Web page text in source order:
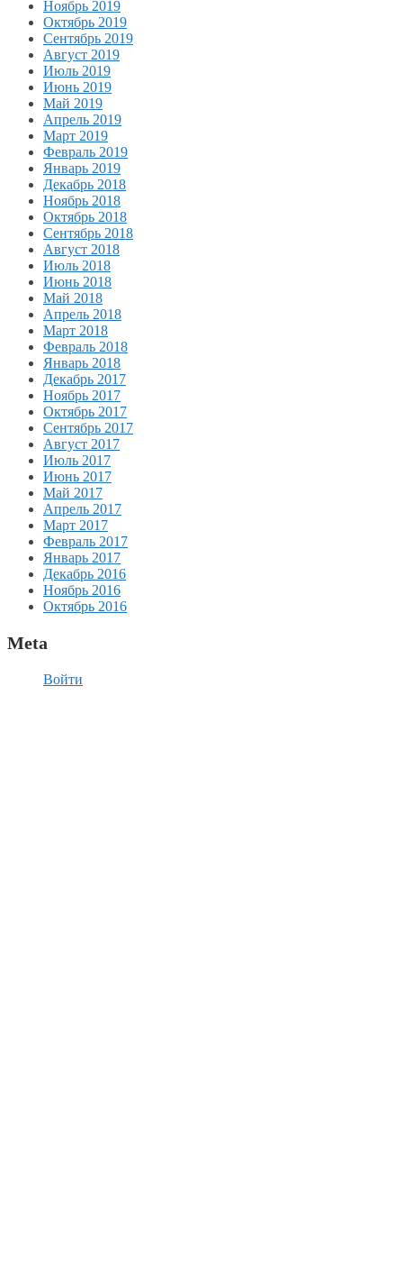
Ноябрь 2019
Октябрь 2019
Сентябрь 2019
Август 2019
Июль 2019
Июнь 2019
Май 2019
Апрель 2019
Март 2019
Февраль 2019
Январь 2019
Декабрь 2018
Ноябрь 2018
Октябрь 2018
Сентябрь 2018
Август 2018
Июль 2018
Июнь 2018
Май 2018
Апрель 2018
Март 2018
Февраль 2018
Январь 2018
Декабрь 2017
Ноябрь 2017
Октябрь 2017
Сентябрь 2017
Август 2017
Июль 2017
Июнь 2017
Май 2017
Апрель 2017
Март 2017
Февраль 2017
Январь 2017
Декабрь 2016
Ноябрь 2016
Октябрь 2016
Meta
Войти